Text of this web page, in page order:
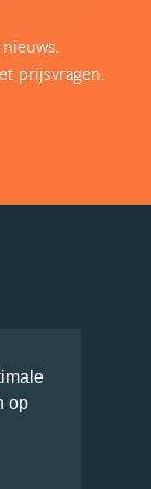
op
prijsvragen.
Cookies